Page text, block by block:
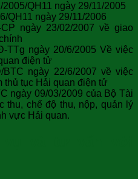
QH11 ngày 29/11/2005
QH11 ngày 29/11/2006
ngày 23/02/2007 về giao
TTg ngày 20/6/2005 Về việc
điện tử
ngày 22/6/2007 về việc
thủ tục Hải quan điện tử
ngày 09/03/2009 của Bộ Tài
thu, chế độ thu, nộp, quản lý
vực Hải quan.